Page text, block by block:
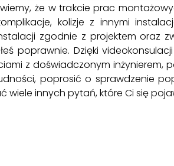
że w trakcie prac
kolizje z innymi
zgodnie z projektem oraz
poprawnie. Dzięki
z doświadczonym inżynierem,
poprosić o sprawdzenie
wiele innych pytań, które Ci się